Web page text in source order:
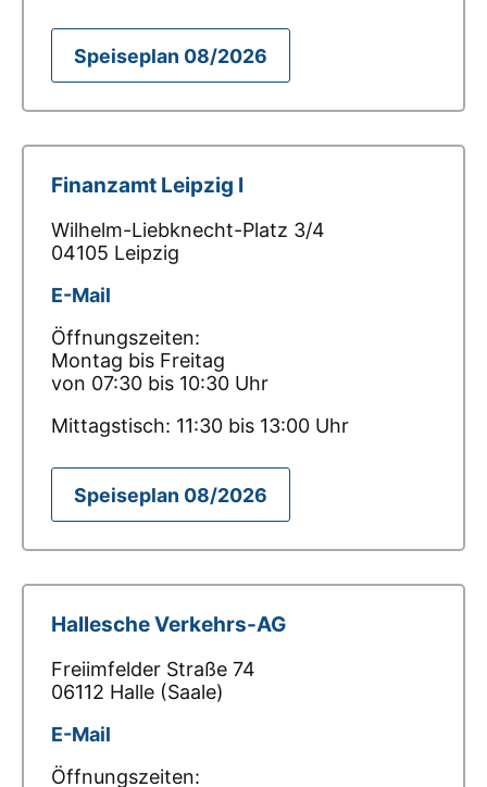
Speiseplan 08/2026
Finanzamt Leipzig I
Wilhelm-Liebknecht-Platz 3/4
04105 Leipzig
E-Mail
Öffnungszeiten:
Montag bis Freitag
von 07:30 bis 10:30 Uhr
Mittagstisch: 11:30 bis 13:00 Uhr
Speiseplan 08/2026
Hallesche Verkehrs-AG
Freiimfelder Straße 74
06112 Halle (Saale)
E-Mail
Öffnungszeiten: